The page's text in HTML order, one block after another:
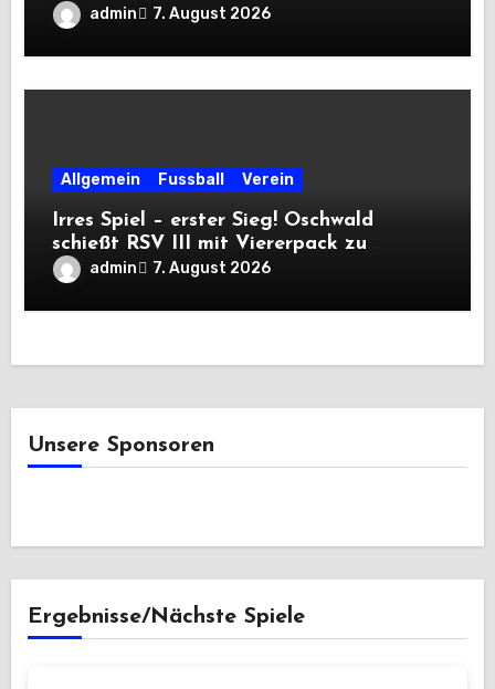
admin 7. August 2026
Allgemein Fussball Verein
Irres Spiel – erster Sieg! Oschwald
schießt RSV III mit Viererpack zu
Premiere
admin 7. August 2026
Unsere Sponsoren
Ergebnisse/Nächste Spiele